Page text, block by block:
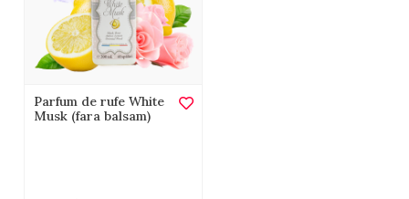
Parfum de rufe White
Musk (fara balsam)